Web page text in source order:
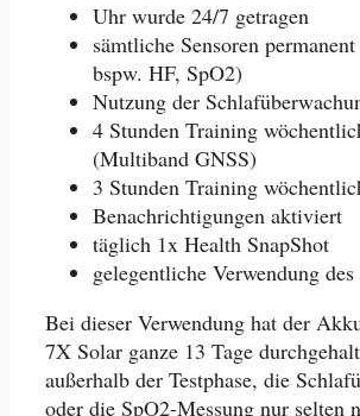
Uhr wurde 24/7 getragen
sämtliche Sensoren
bspw. HF, SpO2)
Nutzung der
4 Stunden Training
(Multiband GNSS)
3 Stunden Training
Benachrichtigungen aktiviert
täglich 1x Health SnapShot
gelegentliche Verwendung
Bei dieser Verwendung hat der
7X Solar ganze 13 Tage
außerhalb der Testphase, die
oder die SpO2-Messung nur selten